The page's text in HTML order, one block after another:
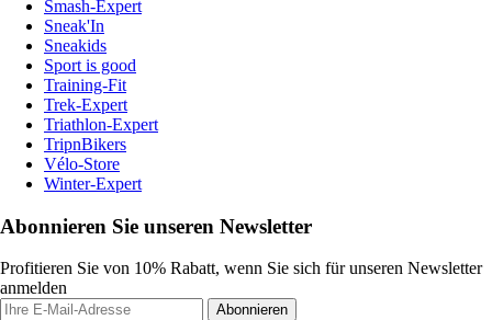
Smash-Expert
Sneak'In
Sneakids
Sport is good
Training-Fit
Trek-Expert
Triathlon-Expert
TripnBikers
Vélo-Store
Winter-Expert
Abonnieren Sie unseren Newsletter
Profitieren Sie von 10% Rabatt, wenn Sie sich für unseren Newsletter
anmelden
Abonnieren